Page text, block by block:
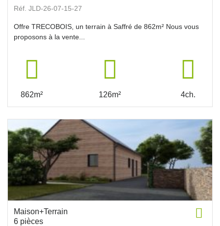
Réf. JLD-26-07-15-27
Offre TRECOBOIS, un terrain à Saffré de 862m² Nous vous
proposons à la vente...
862m² 126m² 4ch.
Maison+Terrain
6 pièces